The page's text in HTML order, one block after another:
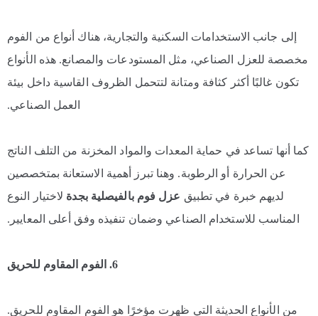
إلى جانب الاستخدامات السكنية والتجارية، هناك أنواع من الفوم
مخصصة للعزل الصناعي، مثل المستودعات والمصانع. هذه الأنواع
تكون غالبًا أكثر كثافة ومتانة لتتحمل الظروف القاسية داخل بيئة
العمل الصناعي.
كما أنها تساعد في حماية المعدات والمواد المخزنة من التلف الناتج
عن الحرارة أو الرطوبة. وهنا تبرز أهمية الاستعانة بمتخصصين
لديهم خبرة في تطبيق عزل فوم بالفيصلية بجدة لاختيار النوع
المناسب للاستخدام الصناعي وضمان تنفيذه وفق أعلى المعايير.
6. الفوم المقاوم للحريق
من الأنواع الحديثة التي ظهرت مؤخرًا هو الفوم المقاوم للحريق.